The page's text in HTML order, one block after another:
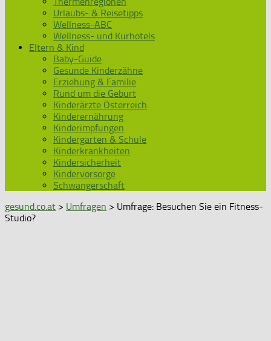
Urlaubs- & Reisetipps
Wellness-ABC
Wellness- und Kurhotels
Eltern & Kind
Baby-Guide
Gesunde Kinderzähne
Erziehung & Familie
Rund um die Geburt
Kinderärzte Österreich
Kinderernährung
Kinderimpfungen
Kindergarten & Schule
Kinderkrankheiten
Kindersicherheit
Kindervorsorge
Schwangerschaft
gesund.co.at > Umfragen > Umfrage: Besuchen Sie ein Fitness-
Studio?